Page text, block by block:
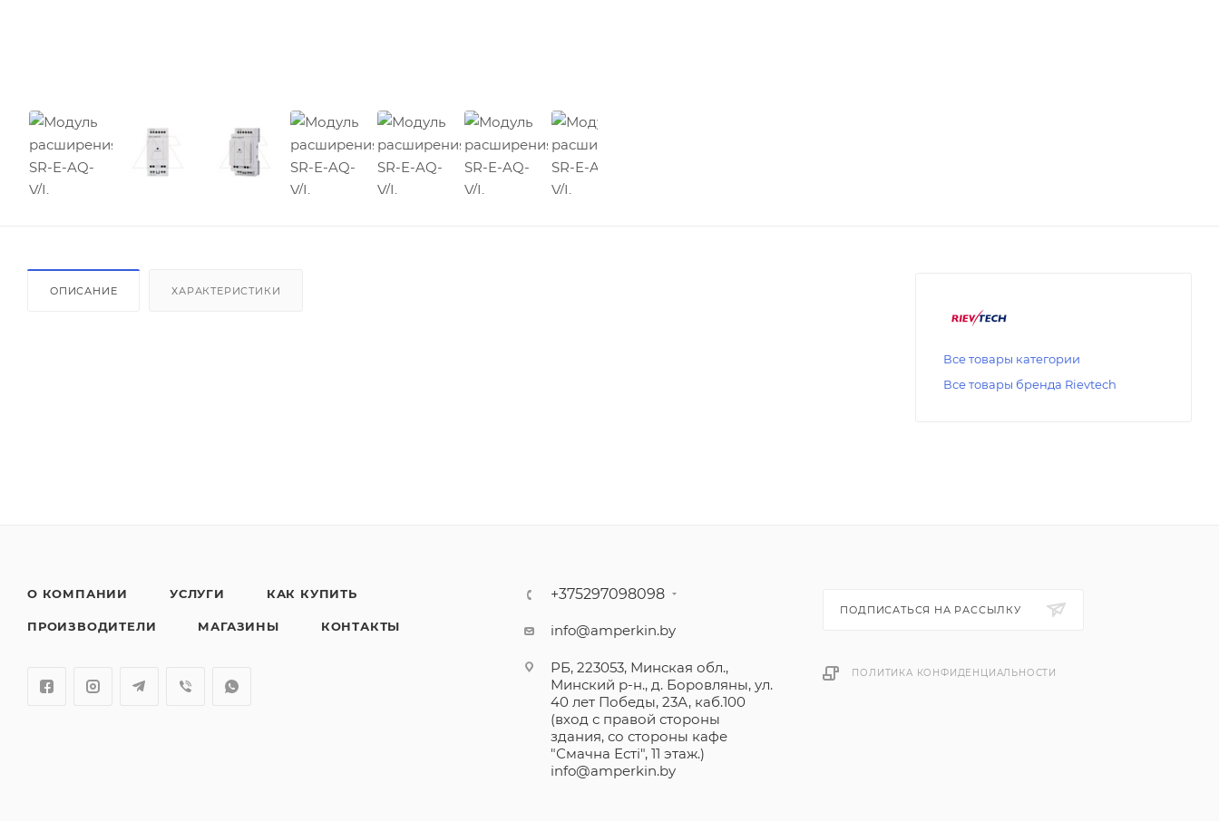
ОПИСАНИЕ ХАРАКТЕРИСТИКИ
Все товары категории
Все товары бренда Rievtech
О КОМПАНИИ УСЛУГИ КАК КУПИТЬ
ПРОИЗВОДИТЕЛИ МАГАЗИНЫ КОНТАКТЫ
+375297098098
info@amperkin.by
РБ, 223053, Минская обл.,
Минский р-н., д. Боровляны, ул.
40 лет Победы, 23А, каб.100
(вход с правой стороны
здания, со стороны кафе
"Смачна Естi", 11 этаж.)
info@amperkin.by
ПОДПИСАТЬСЯ НА РАССЫЛКУ
ПОЛИТИКА КОНФИДЕНЦИАЛЬНОСТИ